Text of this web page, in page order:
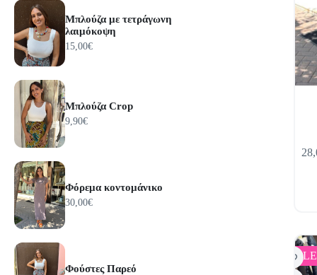
SALE
Μπλούζα με τετράγωνη
λαιμόκοψη
15,00€
Μπλούζα Crop
9,90€
Φόρεμα κοντομάνικο
30,00€
Φούστες Παρεό